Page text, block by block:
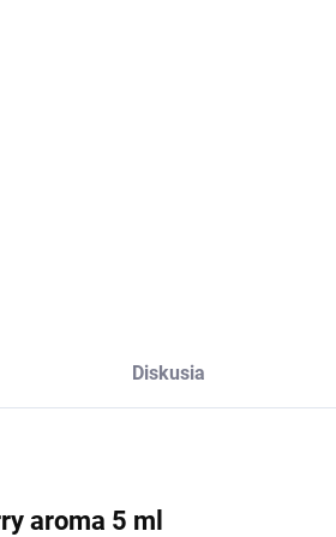
Diskusia
aroma 5 ml